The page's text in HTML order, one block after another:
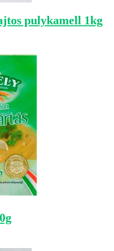
pulykamell 1kg